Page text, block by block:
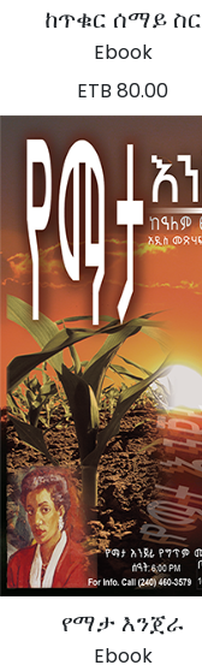
ከጥቁር ሰማይ ስር
Ebook
ETB 80.00
የማታ እንጀራ
Ebook